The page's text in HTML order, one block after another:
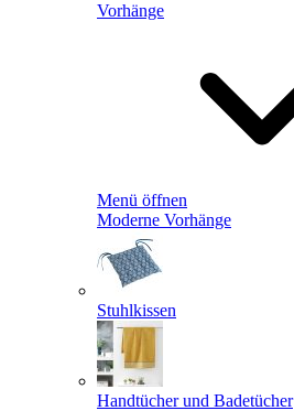
Vorhänge
Menü öffnen
Moderne Vorhänge
Stuhlkissen
Handtücher und Badetücher